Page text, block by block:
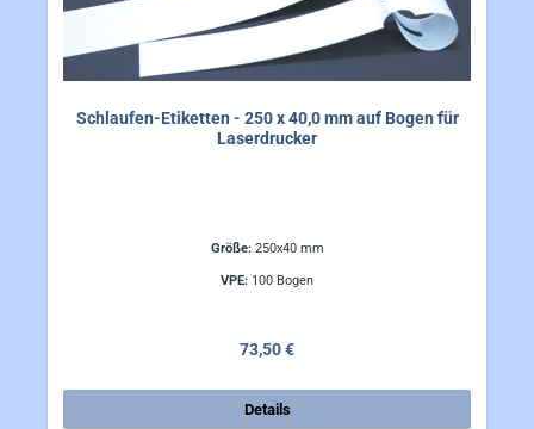
Schlaufen-Etiketten - 250 x 40,0 mm auf Bogen für
Laserdrucker
Größe: 250x40 mm
VPE: 100 Bogen
Regulärer Preis:
73,50 €
Details